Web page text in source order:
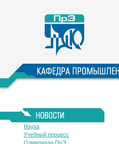
Наука
Учебный процесс
Олимпиада ПрЭ